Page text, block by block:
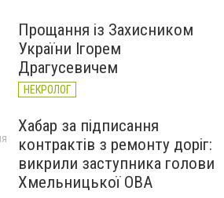
Прощання із Захисником
України Ігорем
Драгусевичем
НЕКРОЛОГ
Хабар за підписання
контрактів з ремонту доріг:
викрили заступника голови
Хмельницької ОВА